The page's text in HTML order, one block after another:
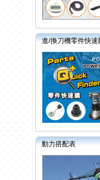
進/換刀機零件快速
動力搭配表